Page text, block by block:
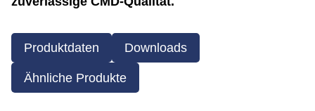
Produktdaten Downloads
Ähnliche Produkte